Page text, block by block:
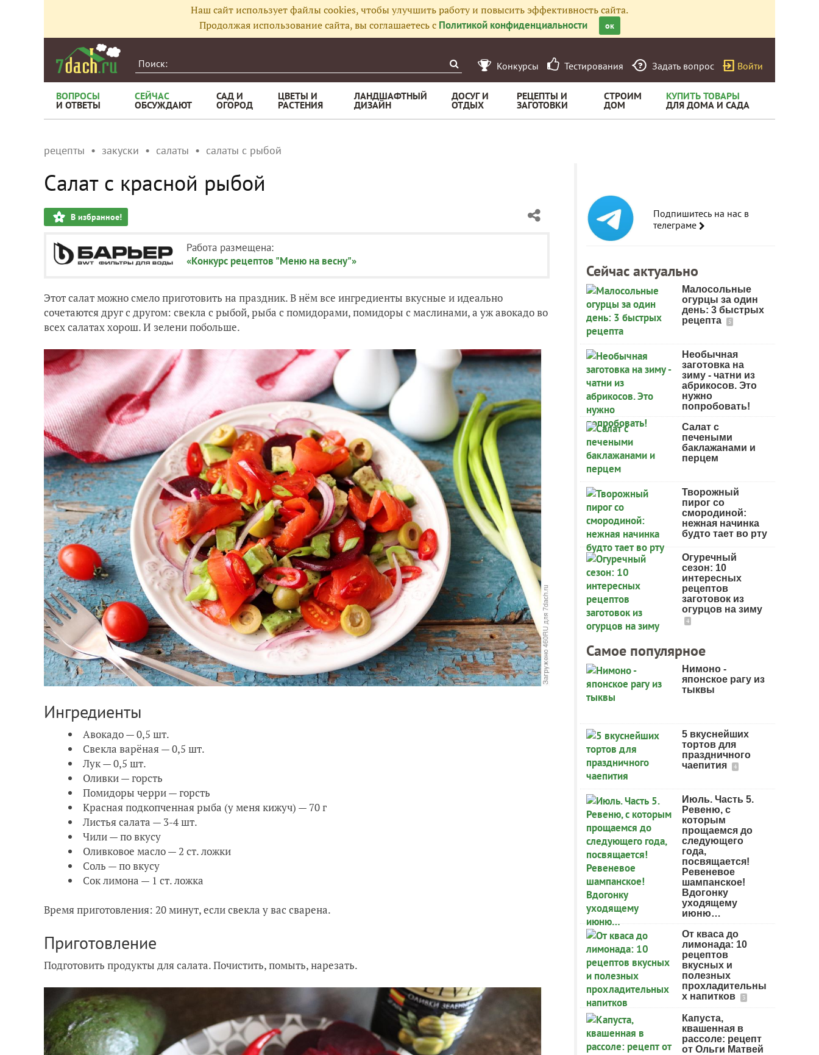
Наш сайт использует файлы cookies, чтобы улучшить работу и повысить эффективность сайта.
Продолжая использование сайта, вы соглашаетесь с Политикой конфиденциальности ок
Конкурсы Тестирования Задать вопрос Войти
ВОПРОСЫ
И ОТВЕТЫ
СЕЙЧАС
ОБСУЖДАЮТ
САД И
ОГОРОД
ЦВЕТЫ И
РАСТЕНИЯ
ЛАНДШАФТНЫЙ
ДИЗАЙН
ДОСУГ И
ОТДЫХ
РЕЦЕПТЫ И
ЗАГОТОВКИ
СТРОИМ
ДОМ
КУПИТЬ ТОВАРЫ
ДЛЯ ДОМА И САДА
рецепты закуски салаты салаты с рыбой
Салат с красной рыбой
В избранное!
Работа размещена:
«Конкурс рецептов "Меню на весну"»
Этот салат можно смело приготовить на праздник. В нём все ингредиенты вкусные и идеально
сочетаются друг с другом: свекла с рыбой, рыба с помидорами, помидоры с маслинами, а уж авокадо во
всех салатах хорош. И зелени побольше.
Ингредиенты
Авокадо — 0,5 шт.
Свекла варёная — 0,5 шт.
Лук — 0,5 шт.
Оливки — горсть
Помидоры черри — горсть
Красная подкопченная рыба (у меня кижуч) — 70 г
Листья салата — 3-4 шт.
Чили — по вкусу
Оливковое масло — 2 ст. ложки
Соль — по вкусу
Сок лимона — 1 ст. ложка
Время приготовления: 20 минут, если свекла у вас сварена.
Приготовление
Подготовить продукты для салата. Почистить, помыть, нарезать.
Подпишитесь на нас в
телеграме
Сейчас актуально
Малосольные
огурцы за один
день: 3 быстрых
рецепта
5
Необычная
заготовка на
зиму - чатни из
абрикосов. Это
нужно
попробовать!
Салат с
печеными
баклажанами и
перцем
Творожный
пирог со
смородиной:
нежная начинка
будто тает во рту
Огуречный
сезон: 10
интересных
рецептов
заготовок из
огурцов на зиму
4
Самое популярное
Нимоно -
японское рагу из
тыквы
5 вкуснейших
тортов для
праздничного
чаепития
4
Июль. Часть 5.
Ревеню, с
которым
прощаемся до
следующего
года,
посвящается!
Ревеневое
шампанское!
Вдогонку
уходящему
июню…
От кваса до
лимонада: 10
рецептов
вкусных и
полезных
прохладительны
х напитков
3
Капуста,
квашенная в
рассоле: рецепт
от Ольги Матвей